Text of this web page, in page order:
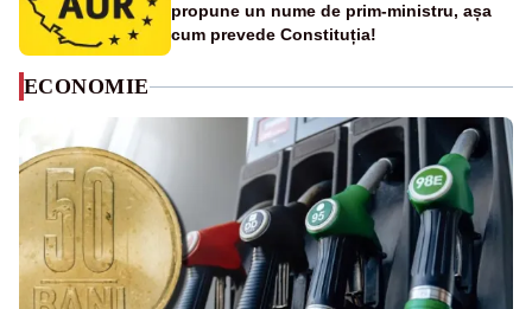
propune un nume de prim-ministru, așa
cum prevede Constituția!
ECONOMIE